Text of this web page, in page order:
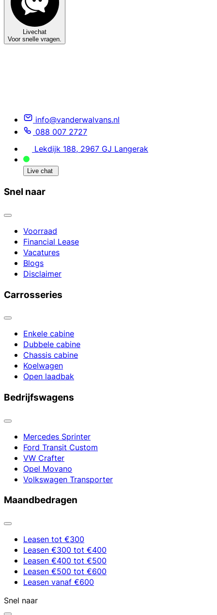
Livechat
Voor snelle vragen.
info@vanderwalvans.nl
088 007 2727
Lekdijk 188, 2967 GJ Langerak
Live chat
Snel naar
Voorraad
Financial Lease
Vacatures
Blogs
Disclaimer
Carrosseries
Enkele cabine
Dubbele cabine
Chassis cabine
Koelwagen
Open laadbak
Bedrijfswagens
Mercedes Sprinter
Ford Transit Custom
VW Crafter
Opel Movano
Volkswagen Transporter
Maandbedragen
Leasen tot €300
Leasen €300 tot €400
Leasen €400 tot €500
Leasen €500 tot €600
Leasen vanaf €600
Snel naar